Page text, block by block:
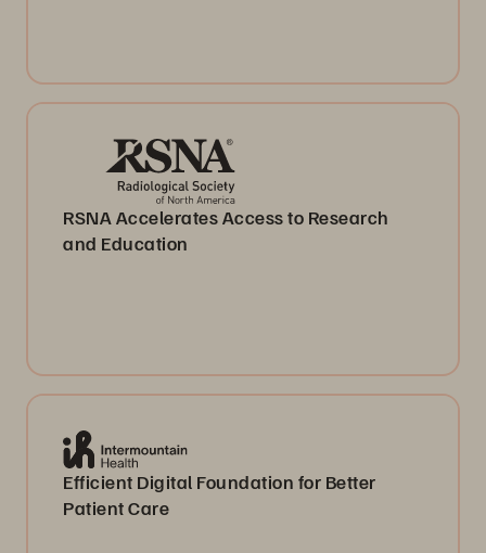
RSNA Accelerates Access to Research
and Education
Efficient Digital Foundation for Better
Patient Care